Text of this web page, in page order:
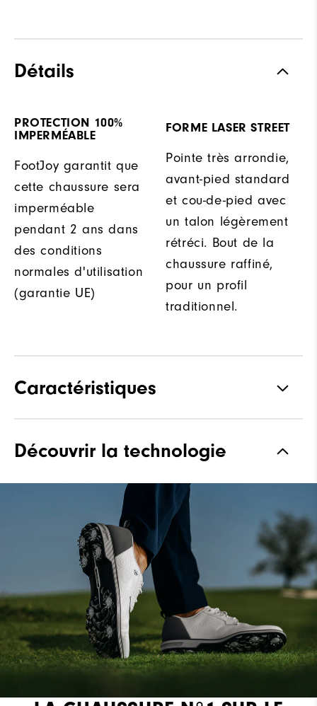
Détails
PROTECTION 100%
IMPERMÉABLE
FootJoy garantit que
cette chaussure sera
imperméable
pendant 2 ans dans
des conditions
normales d'utilisation
(garantie UE)
FORME LASER STREET
Pointe très arrondie,
avant-pied standard
et cou-de-pied avec
un talon légèrement
rétréci. Bout de la
chaussure raffiné,
pour un profil
traditionnel.
Caractéristiques
Waterproof Leather
Spiked
Most Stable
Firm
Découvrir la technologie